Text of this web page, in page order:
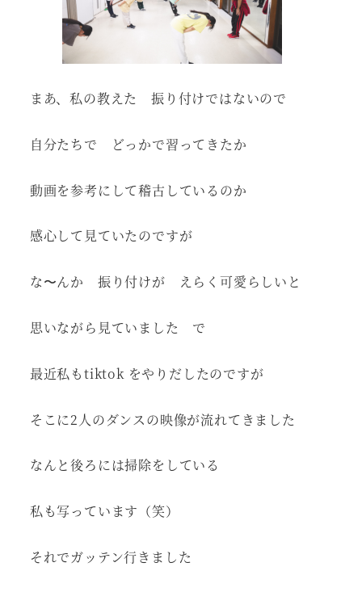
まあ、私の教えた 振り付けではないので
自分たちで どっかで習ってきたか
動画を参考にして稽古しているのか
感心して見ていたのですが
な〜んか 振り付けが えらく可愛らしいと
思いながら見ていました で
最近私もtiktok をやりだしたのですが
そこに2人のダンスの映像が流れてきました
なんと後ろには掃除をしている
私も写っています（笑）
それでガッテン行きました